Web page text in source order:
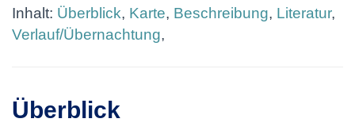
Inhalt: Überblick, Karte, Beschreibung, Literatur,
Verlauf/Übernachtung,
Überblick